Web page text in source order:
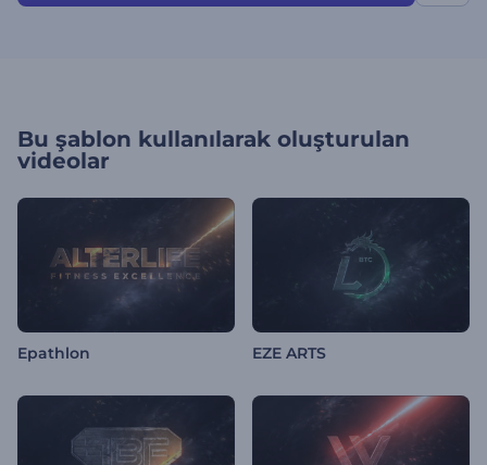
Bu şablon kullanılarak oluşturulan
videolar
Epathlon EZE ARTS